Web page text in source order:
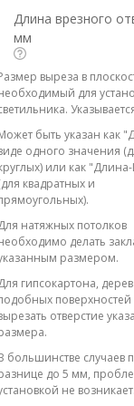
Длина врезного
мм
выреза в
для
быть указан как
одного значения
или как
квадратных и
натяжных потолков
делать
размером.
гипсокартона,
поверхностей
отверстие
большинстве случаев
до 5 мм,
не возникает.